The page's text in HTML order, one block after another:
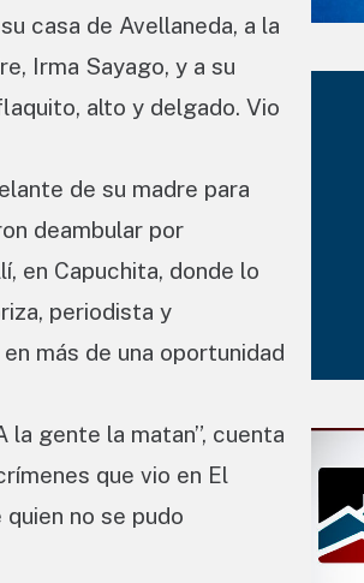
casa de Avellaneda, a la
Irma Sayago, y a su
alto y delgado. Vio
de su madre para
deambular por
en Capuchita, donde lo
periodista y
más de una oportunidad
la gente la matan”, cuenta
que vio en El
quien no se pudo